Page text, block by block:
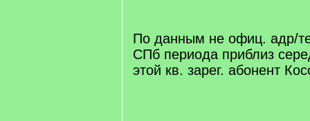
По данным не офиц. адр/
СПб периода приблиз
этой кв. зарег. абонент